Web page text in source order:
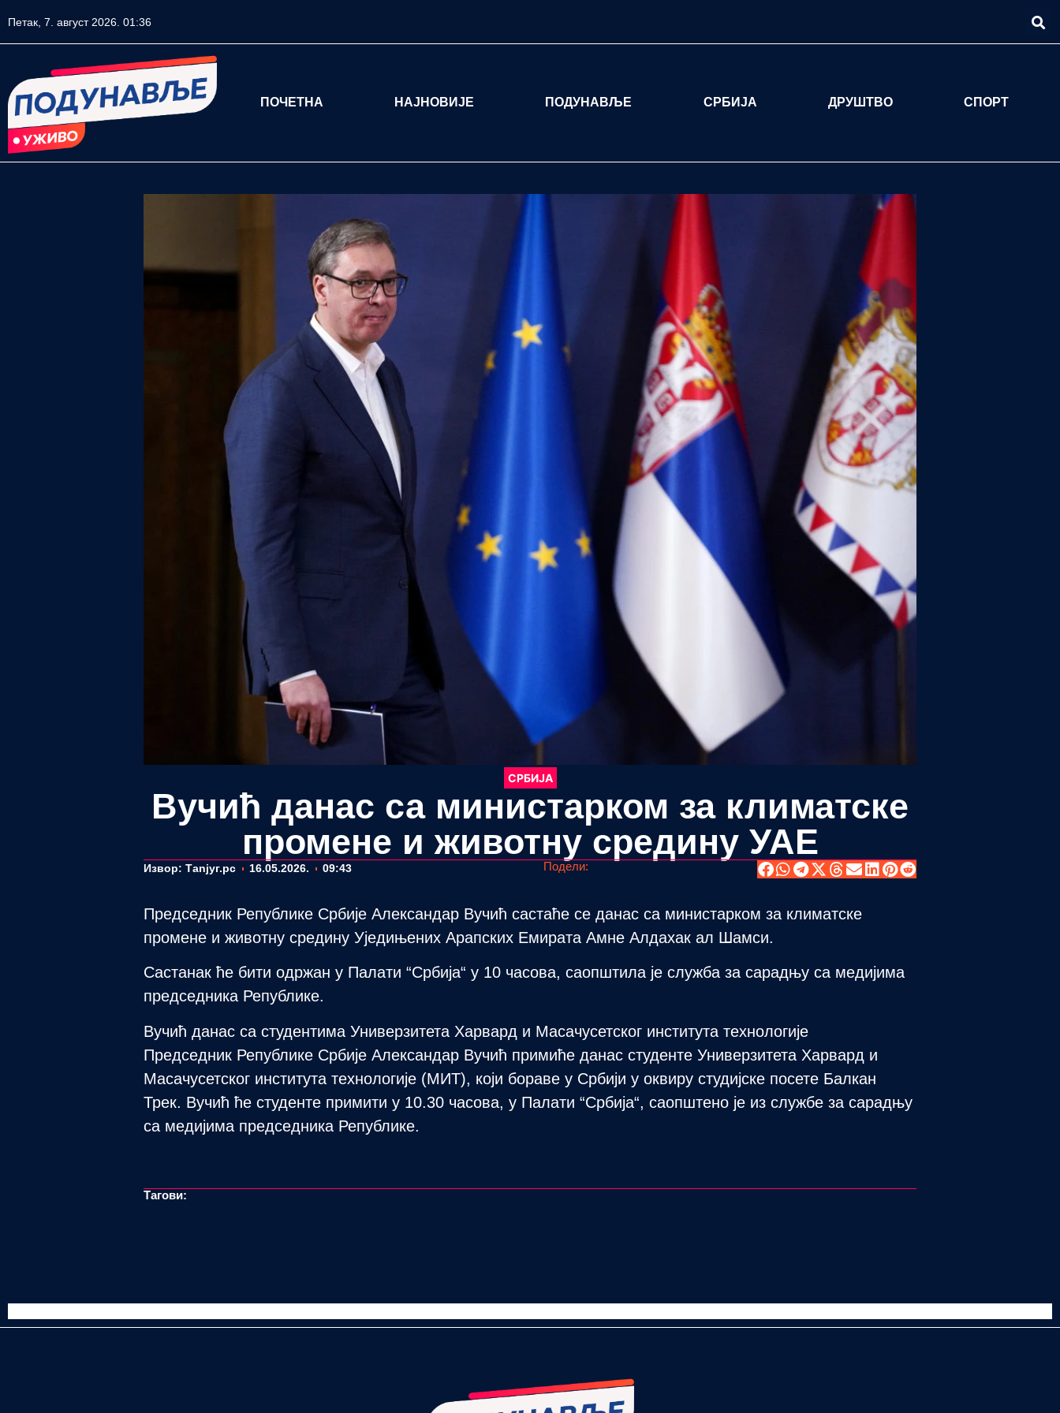
Петак, 7. август 2026. 01:36
ПОЧЕТНА НАЈНОВИЈЕ ПОДУНАВЉЕ СРБИЈА ДРУШТВО СПОРТ
СРБИЈА
Вучић данас са министарком за климатске
промене и животну средину УАЕ
Извор: Таnjyг.рс 16.05.2026. 09:43 Подели:
Председник Републике Србије Александар Вучић састаће се данас са министарком за климатске
промене и животну средину Уједињених Арапских Емирата Амне Алдахак ал Шамси.
Састанак ће бити одржан у Палати “Србија“ у 10 часова, саопштила је служба за сарадњу са медијима
председника Републике.
Вучић данас са студентима Универзитета Харвард и Масачусетског института технологије
Председник Републике Србије Александар Вучић примиће данас студенте Универзитета Харвард и
Масачусетског института технологије (МИТ), који бораве у Србији у оквиру студијске посете Балкан
Трек. Вучић ће студенте примити у 10.30 часова, у Палати “Србија“, саопштено је из службе за сарадњу
са медијима председника Републике.
Тагови: